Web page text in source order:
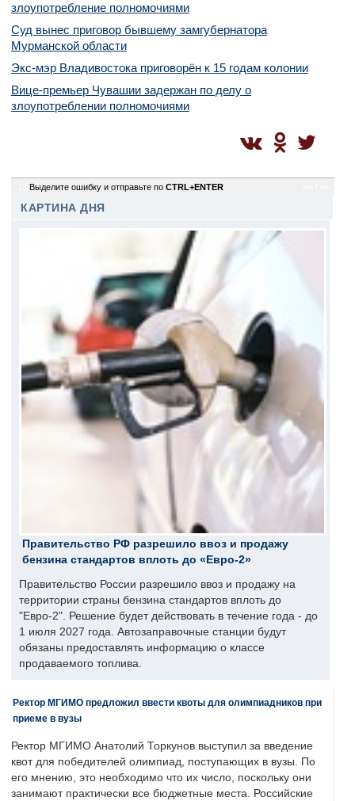
злоупотребление полномочиями
Суд вынес приговор бывшему замгубернатора
Мурманской области
Экс-мэр Владивостока приговорён к 15 годам колонии
Вице-премьер Чувашии задержан по делу о
злоупотреблении полномочиями
Выделите ошибку и отправьте по CTRL+ENTER
КАРТИНА ДНЯ
Правительство РФ разрешило ввоз и продажу
бензина стандартов вплоть до «Евро-2»
Правительство России разрешило ввоз и продажу на
территории страны бензина стандартов вплоть до
"Евро-2". Решение будет действовать в течение года - до
1 июля 2027 года. Автозаправочные станции будут
обязаны предоставлять информацию о классе
продаваемого топлива.
Ректор МГИМО предложил ввести квоты для олимпиадников при
приеме в вузы
Ректор МГИМО Анатолий Торкунов выступил за введение
квот для победителей олимпиад, поступающих в вузы. По
его мнению, это необходимо что их число, поскольку они
занимают практически все бюджетные места. Российские